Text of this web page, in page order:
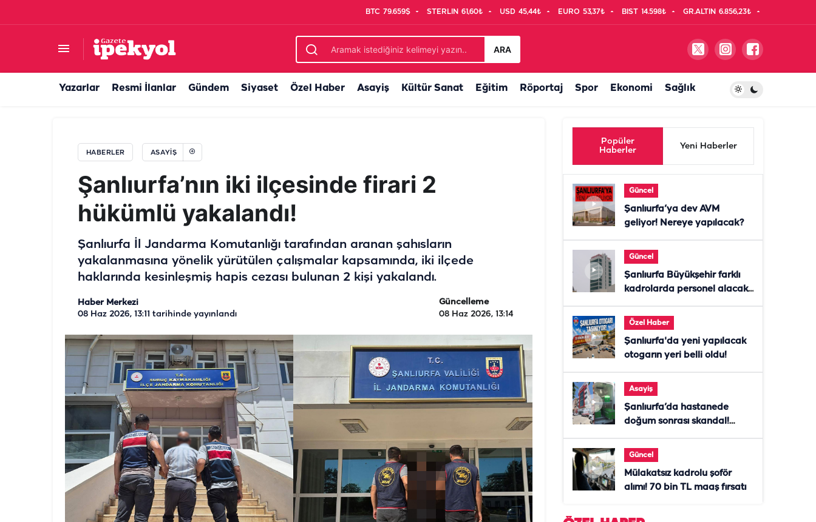
BTC 79.659$ STERLIN 61,60₺ USD 45,44₺ EURO 53,37₺ BIST 14.598₺ GR.ALTIN 6.856,23₺
ARA
Yazarlar Resmi İlanlar Gündem Siyaset Özel Haber Asayiş Kültür Sanat Eğitim Röportaj Spor Ekonomi Sağlık
HABERLER ASAYIŞ
Şanlıurfa’nın iki ilçesinde firari 2
hükümlü yakalandı!
Şanlıurfa İl Jandarma Komutanlığı tarafından aranan şahısların
yakalanmasına yönelik yürütülen çalışmalar kapsamında, iki ilçede
haklarında kesinleşmiş hapis cezası bulunan 2 kişi yakalandı.
Haber Merkezi
08 Haz 2026, 13:11 tarihinde yayınlandı
Güncelleme
08 Haz 2026, 13:14
Popüler
Haberler
Yeni Haberler
Güncel
Şanlıurfa’ya dev AVM
geliyor! Nereye yapılacak?
Güncel
Şanlıurfa Büyükşehir farklı
kadrolarda personel alacak!
Özel Haber
Şanlıurfa'da yeni yapılacak
otogarın yeri belli oldu!
Asayiş
Şanlıurfa’da hastanede
doğum sonrası skandal!
Güncel
Mülakatsız kadrolu şoför
alımı! 70 bin TL maaş fırsatı
Şanlıurfa Otogarındaki kavgaya ilişkin yeni gelişme! Tutuklamalar var